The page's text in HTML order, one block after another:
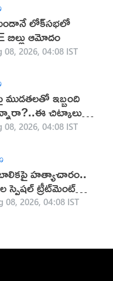
లోక్‌సభలో
బిల్లు ఆమోదం
08, 2026, 04:08 IST
ముడతలతో ఇబ్బంది
చిట్కాలు ట్రై
08, 2026, 04:08 IST
బాలికపై హత్యాచారం..
స్పెషల్‌ ట్రీట్‌మెంట్
08, 2026, 04:08 IST